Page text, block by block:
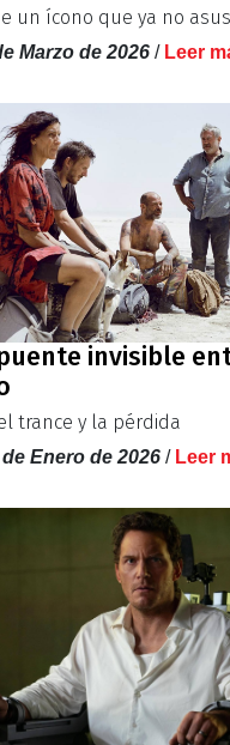
un ícono que ya no
Marzo de 2026 / Leer
invisible
trance y la pérdida
Enero de 2026 / Leer